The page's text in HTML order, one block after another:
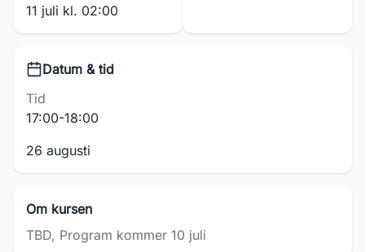
11 juli kl. 02:00
Datum & tid
Tid
17:00-18:00
26 augusti
Om kursen
TBD, Program kommer 10 juli